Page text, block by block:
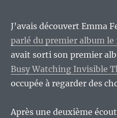
J’avais découvert Emma
parlé du premier album le
avait sorti son premier
Busy Watching Invisible
occupée à regarder des
Après une deuxième